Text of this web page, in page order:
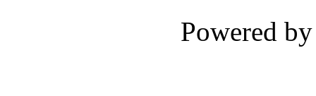
Powered